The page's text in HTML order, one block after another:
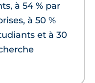
à 54 % par
à 50 %
et à 30